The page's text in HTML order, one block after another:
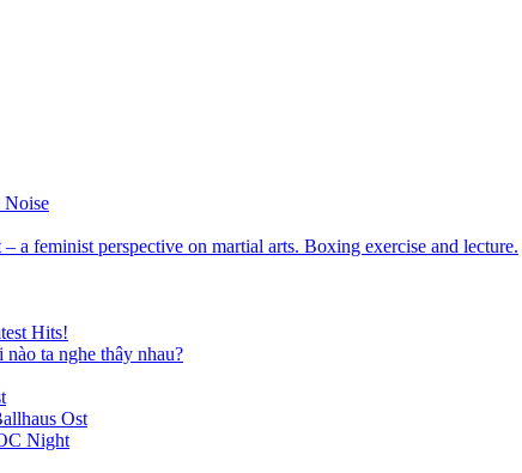
Noise
a feminist perspective on martial arts. Boxing exercise and lecture.
Hits!
ta nghe thây nhau?
Ost
Night